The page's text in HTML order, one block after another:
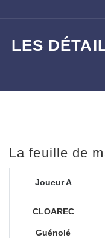
LES
La feuille de
Joueur A
CLOAREC
Guénolé